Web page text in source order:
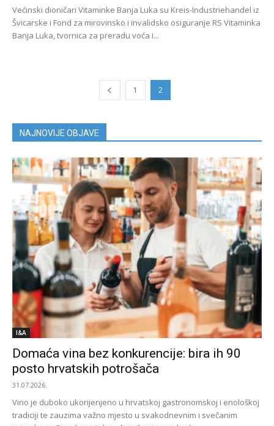
Većinski dioničari Vitaminke Banja Luka su Kreis-Industriehandel iz
Švicarske i Fond za mirovinsko i invalidsko osiguranje RS Vitaminka
Banja Luka, tvornica za preradu voća i...
1 2
NAJNOVIJE OBJAVE
I&A
Domaća vina bez konkurencije: bira ih 90
posto hrvatskih potrošača
31.07.2026.
Vino je duboko ukorijenjeno u hrvatskoj gastronomskoj i enološkoj
tradiciji te zauzima važno mjesto u svakodnevnim i svečanim